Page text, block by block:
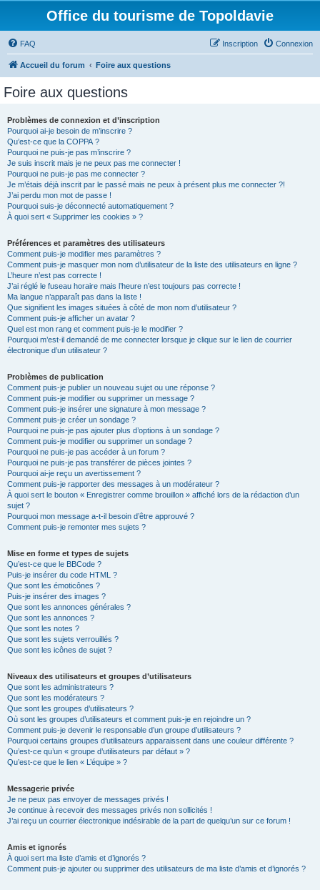
Office du tourisme de Topoldavie
FAQ Connexion
Inscription
Accueil du forum Foire aux questions
Foire aux questions
Problèmes de connexion et d’inscription
Pourquoi ai-je besoin de m’inscrire ?
Qu’est-ce que la COPPA ?
Pourquoi ne puis-je pas m’inscrire ?
Je suis inscrit mais je ne peux pas me connecter !
Pourquoi ne puis-je pas me connecter ?
Je m’étais déjà inscrit par le passé mais ne peux à présent plus me connecter ?!
J’ai perdu mon mot de passe !
Pourquoi suis-je déconnecté automatiquement ?
À quoi sert « Supprimer les cookies » ?
Préférences et paramètres des utilisateurs
Comment puis-je modifier mes paramètres ?
Comment puis-je masquer mon nom d’utilisateur de la liste des utilisateurs en ligne ?
L’heure n’est pas correcte !
J’ai réglé le fuseau horaire mais l’heure n’est toujours pas correcte !
Ma langue n’apparaît pas dans la liste !
Que signifient les images situées à côté de mon nom d’utilisateur ?
Comment puis-je afficher un avatar ?
Quel est mon rang et comment puis-je le modifier ?
Pourquoi m’est-il demandé de me connecter lorsque je clique sur le lien de courrier
électronique d’un utilisateur ?
Problèmes de publication
Comment puis-je publier un nouveau sujet ou une réponse ?
Comment puis-je modifier ou supprimer un message ?
Comment puis-je insérer une signature à mon message ?
Comment puis-je créer un sondage ?
Pourquoi ne puis-je pas ajouter plus d’options à un sondage ?
Comment puis-je modifier ou supprimer un sondage ?
Pourquoi ne puis-je pas accéder à un forum ?
Pourquoi ne puis-je pas transférer de pièces jointes ?
Pourquoi ai-je reçu un avertissement ?
Comment puis-je rapporter des messages à un modérateur ?
À quoi sert le bouton « Enregistrer comme brouillon » affiché lors de la rédaction d’un
sujet ?
Pourquoi mon message a-t-il besoin d’être approuvé ?
Comment puis-je remonter mes sujets ?
Mise en forme et types de sujets
Qu’est-ce que le BBCode ?
Puis-je insérer du code HTML ?
Que sont les émoticônes ?
Puis-je insérer des images ?
Que sont les annonces générales ?
Que sont les annonces ?
Que sont les notes ?
Que sont les sujets verrouillés ?
Que sont les icônes de sujet ?
Niveaux des utilisateurs et groupes d’utilisateurs
Que sont les administrateurs ?
Que sont les modérateurs ?
Que sont les groupes d’utilisateurs ?
Où sont les groupes d’utilisateurs et comment puis-je en rejoindre un ?
Comment puis-je devenir le responsable d’un groupe d’utilisateurs ?
Pourquoi certains groupes d’utilisateurs apparaissent dans une couleur différente ?
Qu’est-ce qu’un « groupe d’utilisateurs par défaut » ?
Qu’est-ce que le lien « L’équipe » ?
Messagerie privée
Je ne peux pas envoyer de messages privés !
Je continue à recevoir des messages privés non sollicités !
J’ai reçu un courrier électronique indésirable de la part de quelqu’un sur ce forum !
Amis et ignorés
À quoi sert ma liste d’amis et d’ignorés ?
Comment puis-je ajouter ou supprimer des utilisateurs de ma liste d’amis et d’ignorés ?